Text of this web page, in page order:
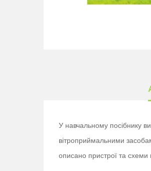
У навчальному посібнику
вітроприймальними
описано пристрої та схеми